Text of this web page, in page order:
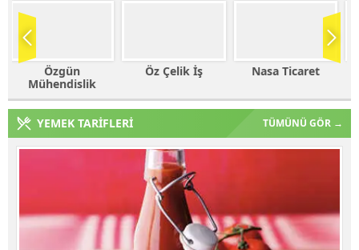
Öz Çelik İş Nasa Ticaret
Haleplioğlu
YEMEK TARİFLERİ TÜMÜNÜ GÖR →